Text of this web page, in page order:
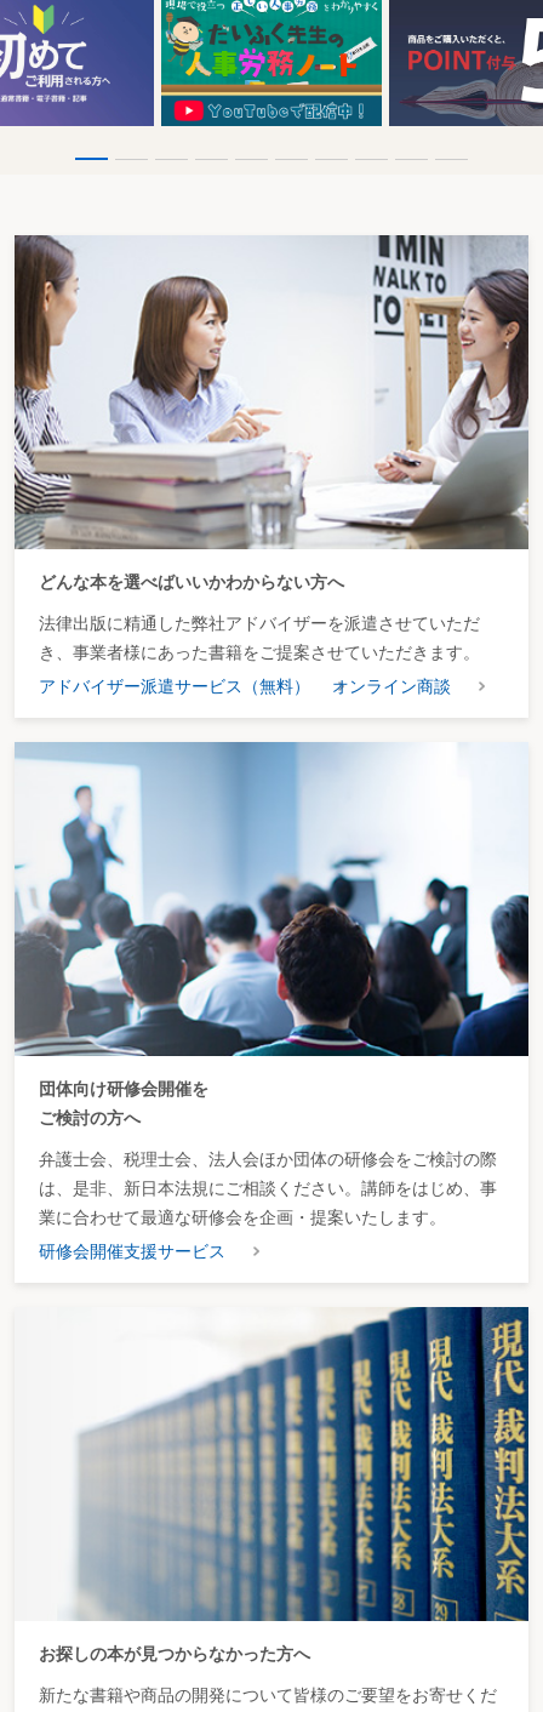
どんな本を選べばいいかわからない方へ
法律出版に精通した弊社アドバイザーを派遣させていただ
き、事業者様にあった書籍をご提案させていただきます。
アドバイザー派遣サービス（無料）
オンライン商談
団体向け研修会開催を
ご検討の方へ
弁護士会、税理士会、法人会ほか団体の研修会をご検討の際
は、是非、新日本法規にご相談ください。講師をはじめ、事
業に合わせて最適な研修会を企画・提案いたします。
研修会開催支援サービス
お探しの本が見つからなかった方へ
新たな書籍や商品の開発について皆様のご要望をお寄せくだ